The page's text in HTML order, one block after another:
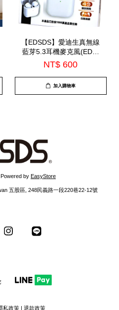
【EDSDS】愛迪生真無線
藍芽5.3耳機麥克風(EDS-
C510)-7月底到貨
NT$ 600
加入購物車
by EasyStore
五股區, 248民義路一段220巷22-12號
Instagram
私政策 | 退款政策